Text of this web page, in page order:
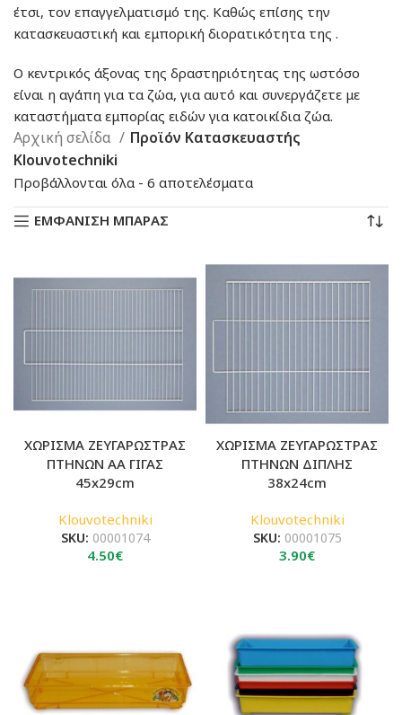
έτσι, τον επαγγελματισμό της. Καθώς επίσης την
κατασκευαστική και εμπορική διορατικότητα της .
Ο κεντρικός άξονας της δραστηριότητας της ωστόσο
είναι η αγάπη για τα ζώα, για αυτό και συνεργάζετε με
καταστήματα εμπορίας ειδών για κατοικίδια ζώα.
Αρχική σελίδα
Προϊόν Κατασκευαστής
Klouvotechniki
Προβάλλονται όλα - 6 αποτελέσματα
by
ΕΜΦΑΝΙΣΗ ΜΠΑΡΑΣ
ΧΩΡΙΣΜΑ ΖΕΥΓΑΡΩΣΤΡΑΣ
ΠΤΗΝΩΝ ΑΑ ΓΙΓΑΣ
45x29cm
Klouvotechniki
SKU: 00001074
4.50€
ΧΩΡΙΣΜΑ ΖΕΥΓΑΡΩΣΤΡΑΣ
ΠΤΗΝΩΝ ΔΙΠΛΗΣ
38x24cm
Klouvotechniki
SKU: 00001075
3.90€